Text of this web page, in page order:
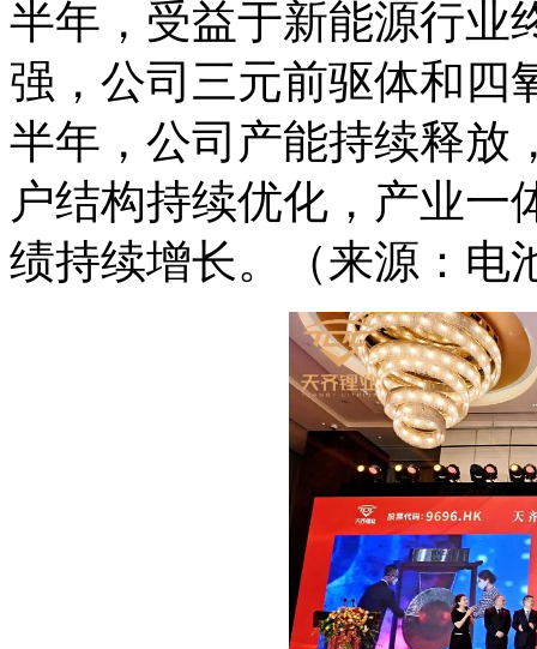
半年，受益于新能源行业
强，公司三元前驱体和四
半年，公司产能持续释放
户结构持续优化，产业一
绩持续增长。（来源：电